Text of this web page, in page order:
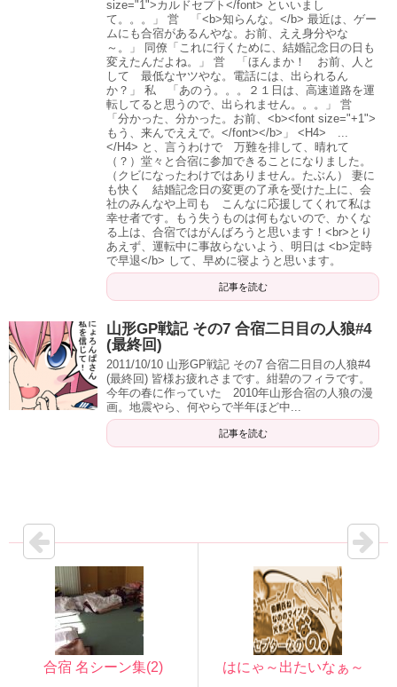
size="1">カルドセプト</font> といいまし
て。。。」 営 「<b>知らんな。</b> 最近は、ゲー
ムにも合宿があるんやな。お前、ええ身分やな
～。」 同僚「これに行くために、結婚記念日の日も
変えたんだよね。」 営 「ほんまか！ お前、人と
して 最低なヤツやな。電話には、出られるん
か？」 私 「あのう。。。２１日は、高速道路を運
転してると思うので、出られません。。。」 営
「分かった、分かった。お前、<b><font size="+1">
もう、来んでええで。</font></b>」 <H4> ...
</H4> と、言うわけで 万難を排して、晴れて
（？）堂々と合宿に参加できることになりました。
（クビになったわけではありません。たぶん） 妻に
も快く 結婚記念日の変更の了承を受けた上に、会
社のみんなや上司も こんなに応援してくれて私は
幸せ者です。もう失うものは何もないので、かくな
る上は、合宿ではがんばろうと思います！<br>とり
あえず、運転中に事故らないよう、明日は <b>定時
で早退</b> して、早めに寝ようと思います。
記事を読む
山形GP戦記 その7 合宿二日目の人狼#4
(最終回)
2011/10/10 山形GP戦記 その7 合宿二日目の人狼#4
(最終回) 皆様お疲れさまです。紺碧のフィラです。
今年の春に作っていた 2010年山形合宿の人狼の漫
画。地震やら、何やらで半年ほど中...
記事を読む
合宿 名シーン集(2) はにゃ～出たいなぁ～